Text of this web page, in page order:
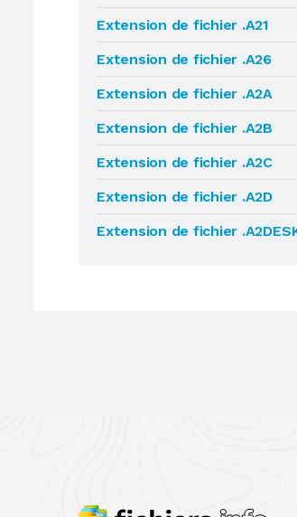
Extension de fichier .A21
Extension de fichier .A26
Extension de fichier .A2A
Extension de fichier .A2B
Extension de fichier .A2C
Extension de fichier .A2D
Extension de fichier